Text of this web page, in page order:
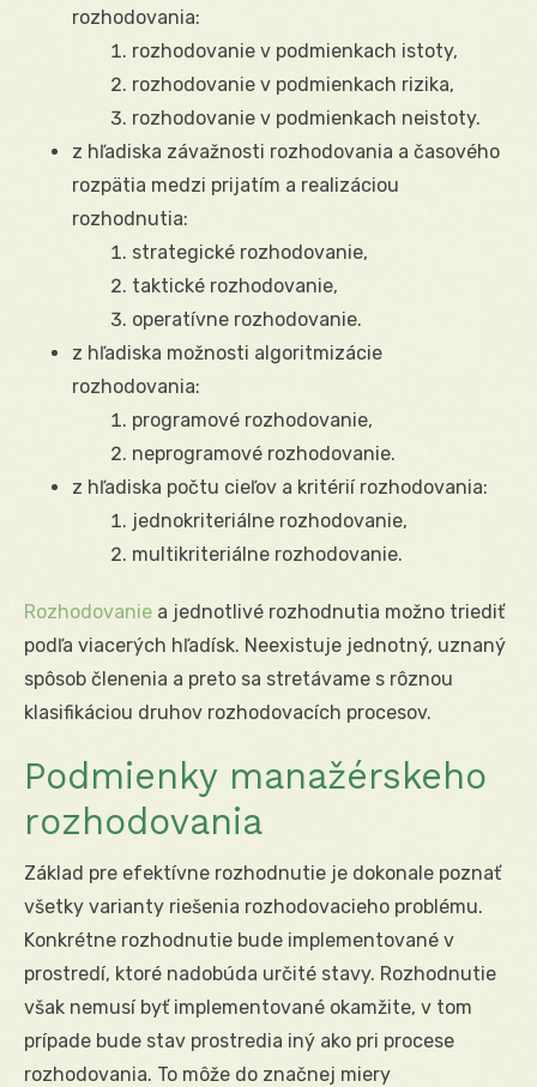
rozhodovania:
rozhodovanie v podmienkach istoty,
rozhodovanie v podmienkach rizika,
rozhodovanie v podmienkach neistoty.
z hľadiska závažnosti rozhodovania a časového
rozpätia medzi prijatím a realizáciou
rozhodnutia:
strategické rozhodovanie,
taktické rozhodovanie,
operatívne rozhodovanie.
z hľadiska možnosti algoritmizácie
rozhodovania:
programové rozhodovanie,
neprogramové rozhodovanie.
z hľadiska počtu cieľov a kritérií rozhodovania:
jednokriteriálne rozhodovanie,
multikriteriálne rozhodovanie.
Rozhodovanie a jednotlivé rozhodnutia možno triediť
podľa viacerých hľadísk. Neexistuje jednotný, uznaný
spôsob členenia a preto sa stretávame s rôznou
klasifikáciou druhov rozhodovacích procesov.
Podmienky manažérskeho
rozhodovania
Základ pre efektívne rozhodnutie je dokonale poznať
všetky varianty riešenia rozhodovacieho problému.
Konkrétne rozhodnutie bude implementované v
prostredí, ktoré nadobúda určité stavy. Rozhodnutie
však nemusí byť implementované okamžite, v tom
prípade bude stav prostredia iný ako pri procese
rozhodovania. To môže do značnej miery